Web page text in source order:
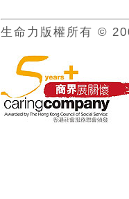
生命力版權所有 ©